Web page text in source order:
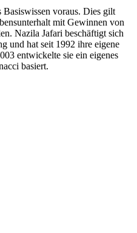
Basiswissen voraus. Dies gilt
mit Gewinnen von
Nazila Jafari beschäftigt sich
und hat seit 1992 ihre eigene
entwickelte sie ein eigenes
basiert.